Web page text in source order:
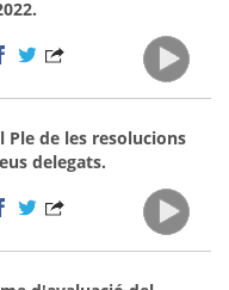
de les resolucions
delegats.